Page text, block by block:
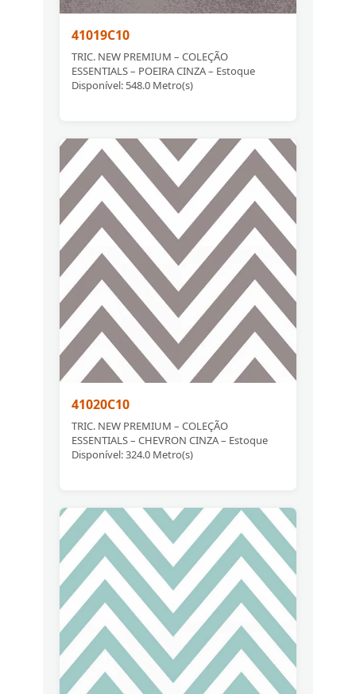
41019C10
TRIC. NEW PREMIUM – COLEÇÃO
ESSENTIALS – POEIRA CINZA – Estoque
Disponível: 548.0 Metro(s)
41020C10
TRIC. NEW PREMIUM – COLEÇÃO
ESSENTIALS – CHEVRON CINZA – Estoque
Disponível: 324.0 Metro(s)